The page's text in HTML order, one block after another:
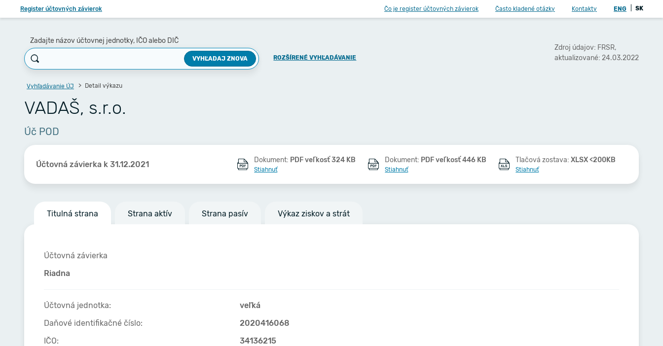
Register účtovných závierok Čo je register účtovných závierok Často kladené otázky Kontakty ENG SK
Zadajte názov účtovnej jednotky, IČO alebo DIČ
VYHĽADAJ ZNOVA ROZŠÍRENÉ VYHĽADÁVANIE
Zdroj údajov: FRSR,
aktualizované: 24.03.2022
Vyhľadávanie ÚJ Detail výkazu
VADAŠ, s.r.o.
Úč POD
Účtovná závierka k 31.12.2021 Dokument: PDF veľkosť 324 KB
Stiahnuť
Dokument: PDF veľkosť 446 KB
Stiahnuť
Tlačová zostava:XLSX <200KB
Stiahnuť
Titulná strana Strana aktív Strana pasív Výkaz ziskov a strát
Účtovná závierka
Riadna
Účtovná jednotka:
veľká
Daňové identifikačné číslo:
2020416068
IČO:
34136215